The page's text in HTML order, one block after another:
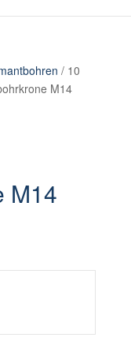
/ 10
M14
M14